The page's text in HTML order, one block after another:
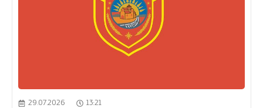
29.07.2026 13:21